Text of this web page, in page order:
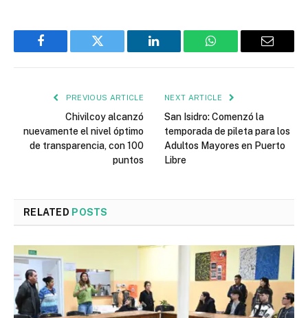
Facebook Twitter LinkedIn WhatsApp Email
PREVIOUS ARTICLE
Chivilcoy alcanzó
nuevamente el nivel óptimo
de transparencia, con 100
puntos
NEXT ARTICLE
San Isidro: Comenzó la
temporada de pileta para los
Adultos Mayores en Puerto
Libre
RELATED POSTS